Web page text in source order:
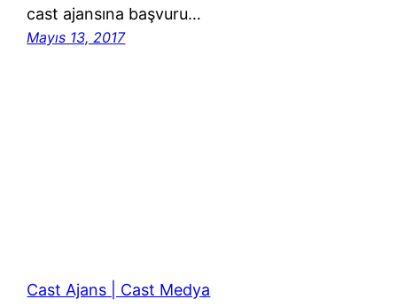
cast ajansına başvuru…
Mayıs 13, 2017
Cast Ajans | Cast Medya